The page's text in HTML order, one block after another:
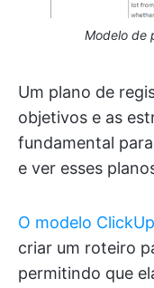
Modelo de
Um plano de
objetivos e as
fundamental
e ver esses
O modelo
criar um roteiro
permitindo que